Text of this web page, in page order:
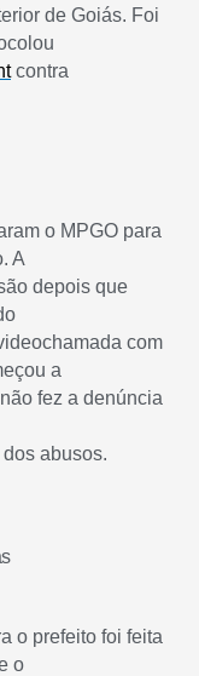
de Goiás. Foi
contra
o MPGO para
A
depois que
com
a
fez a denúncia
abusos.
o prefeito foi feita
o